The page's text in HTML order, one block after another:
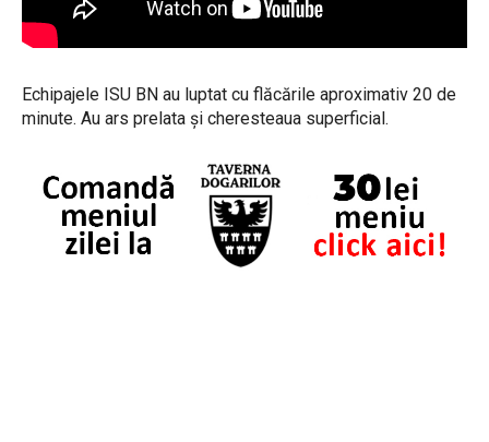
Echipajele ISU BN au luptat cu flăcările aproximativ 20 de
minute. Au ars prelata și cheresteaua superficial.